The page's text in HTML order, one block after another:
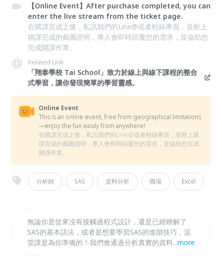
【Online Event】After purchase completed, you can
enter the live stream from the ticket page.
在購課完成之後，私訊我們的Line@或者粉絲專頁，並附上
購課完成的截圖證明，專人會即時回覆您的需求，並協助您
完成開課作業。
Related Link
「翔泰學校 Tai School」致力於線上與線下課程的整合
式學習，讓你發現簡單的學習靈感。
Online Event
This is an online event, free from geographical limitations
—enjoy the fun easily from anywhere!
在購課完成之後，私訊我們的Line@或者粉絲專頁，並附上購
課完成的截圖證明，專人會即時回覆您的需求，並協助您完成
開課作業。
分析師 SAS 資料分析 職場 Excel
無論你是從來沒有接觸過程式設計，還是已經瞭解了
SAS的基本語法，或者是想要學習SAS的進階技巧，這
堂課是為你準備的！我們會通過分析真實的資料來教給
...more